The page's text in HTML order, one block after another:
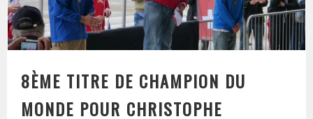
8ÈME TITRE DE CHAMPION DU
MONDE POUR CHRISTOPHE